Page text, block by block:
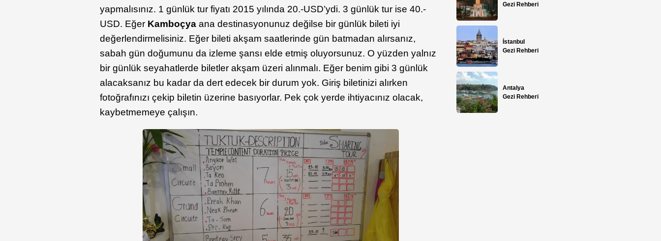
yapmalısınız. 1 günlük tur fiyatı 2015 yılında 20.-USD’ydi. 3 günlük tur ise 40.-
USD. Eğer Kamboçyaana destinasyonunuz değilse bir günlük bileti iyi
değerlendirmelisiniz. Eğer bileti akşam saatlerinde gün batmadan alırsanız,
sabah gün doğumunu da izleme şansı elde etmiş oluyorsunuz. O yüzden yalnız
bir günlük seyahatlerde biletler akşam üzeri alınmalı. Eğer benim gibi 3 günlük
alacaksanız bu kadar da dert edecek bir durum yok. Giriş biletinizi alırken
fotoğrafınızı çekip biletin üzerine basıyorlar. Pek çok yerde ihtiyacınız olacak,
kaybetmemeye çalışın.
Gezi Rehberi
İstanbul
Gezi Rehberi
Antalya
Gezi Rehberi